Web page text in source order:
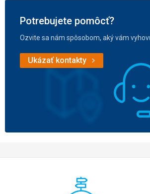
Potrebujete pomôcť?
Ozvite sa nám spôsobom, aký vám
Ukázať kontakty